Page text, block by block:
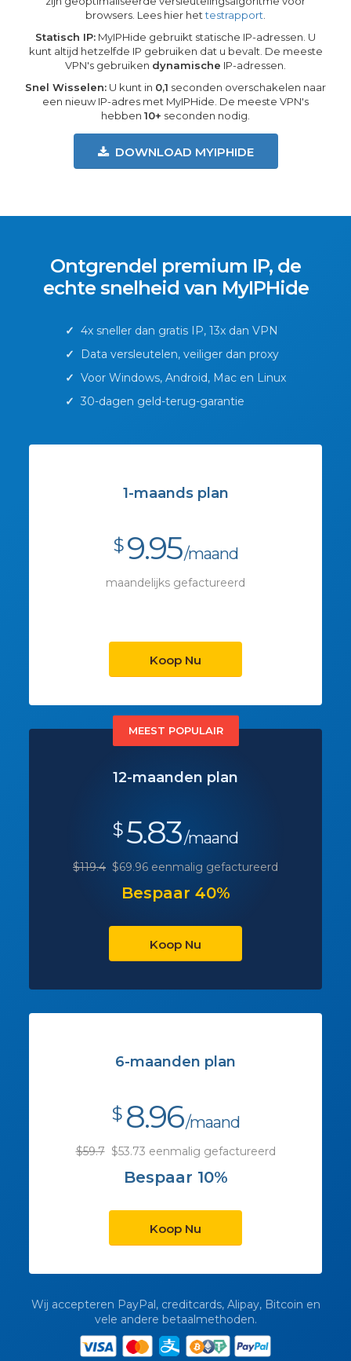
browsers. Lees hier hettestrapport.
Statisch IP: MyIPHide gebruikt statische IP-adressen. U
kunt altijd hetzelfde IP gebruiken dat u bevalt. De meeste
VPN's gebruiken dynamische IP-adressen.
Snel Wisselen: U kunt in 0,1 seconden overschakelen naar
een nieuw IP-adres met MyIPHide. De meeste VPN's
hebben 10+ seconden nodig.
DOWNLOAD MYIPHIDE
Ontgrendel premium IP, de
echte snelheid van MyIPHide
✓ 4x sneller dan gratis IP, 13x dan VPN
✓
Data versleutelen, veiliger dan proxy
✓ Voor Windows, Android, Mac en Linux
✓ 30-dagen geld-terug-garantie
1-maands plan
$ 9.95/maand
maandelijks gefactureerd
Koop Nu
MEEST POPULAIR
12-maanden plan
$ 5.83/maand
$119.4 $69.96 eenmalig gefactureerd
Bespaar 40%
Koop Nu
6-maanden plan
$ 8.96/maand
$59.7$53.73 eenmalig gefactureerd
Bespaar 10%
Koop Nu
Wij accepteren PayPal, creditcards, Alipay, Bitcoin en
vele andere betaalmethoden.